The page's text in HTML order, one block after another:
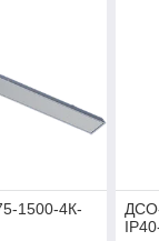
1500-4К-